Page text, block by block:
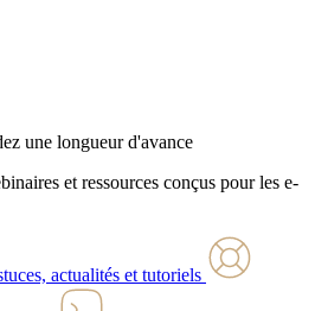
une longueur d'avance
et ressources conçus pour les e-
actualités et tutoriels